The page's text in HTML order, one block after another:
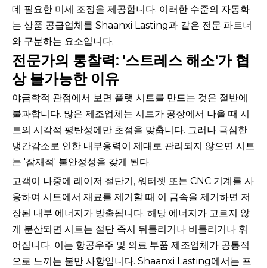
데 필요한 미세 조정을 제공합니다. 이러한 수준의 자동화
는 상품 공급업체를 Shaanxi Lasting과 같은 전문 파트너
와 구분하는 요소입니다.
전문가의 통찰력: '스트레스 해소'가 협
상 불가능한 이유
야금학적 관점에서 보면 플랫 시트를 만드는 것은 절반에
불과합니다. 많은 제조업체는 시트가 공장에서 나올 때 시
트의 시각적 평탄성에만 초점을 맞춥니다. 그러나 극심한
냉간감소로 인한 내부응력이 제대로 관리되지 않으면 시트
는 '잠재적' 불안정성을 갖게 된다.
고객이 나중에 레이저 절단기, 워터젯 또는 CNC 기계를 사
용하여 시트에서 재료를 제거할 때 이 금속을 제거하면 저
장된 내부 에너지가 방출됩니다. 해당 에너지가 고르지 않
게 분산되면 시트는 절단 즉시 뒤틀리거나 비틀리거나 휘
어집니다. 이는 항공우주 및 의료 부품 제조업체가 공통적
으로 느끼는 불만 사항입니다. Shaanxi Lasting에서는 프